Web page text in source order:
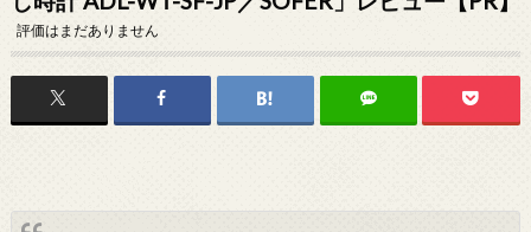
評価はまだありません